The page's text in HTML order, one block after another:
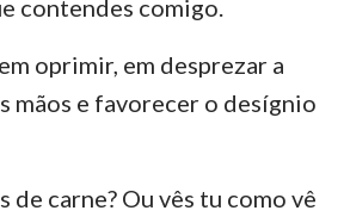
Oséias
Jonas
contendes comigo.
oprimir, em desprezar a
mãos e favorecer o desígnio
de carne? Ou vês tu como vê